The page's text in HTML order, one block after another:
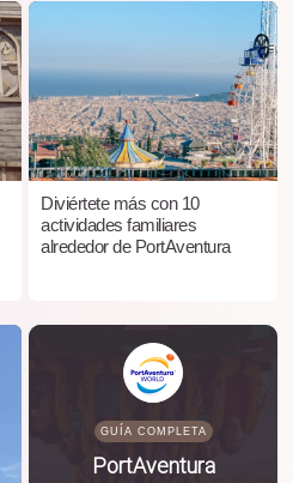
Diviértete más con 10
actividades familiares
alrededor de PortAventura
GUÍA COMPLETA
PortAventura